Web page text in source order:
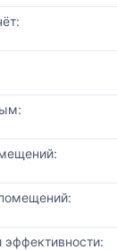
эффективности: